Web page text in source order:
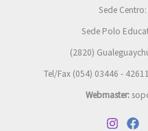
Sede
Sede Polo
(2820)
Tel/Fax (054) 03446 -
Webmaster: